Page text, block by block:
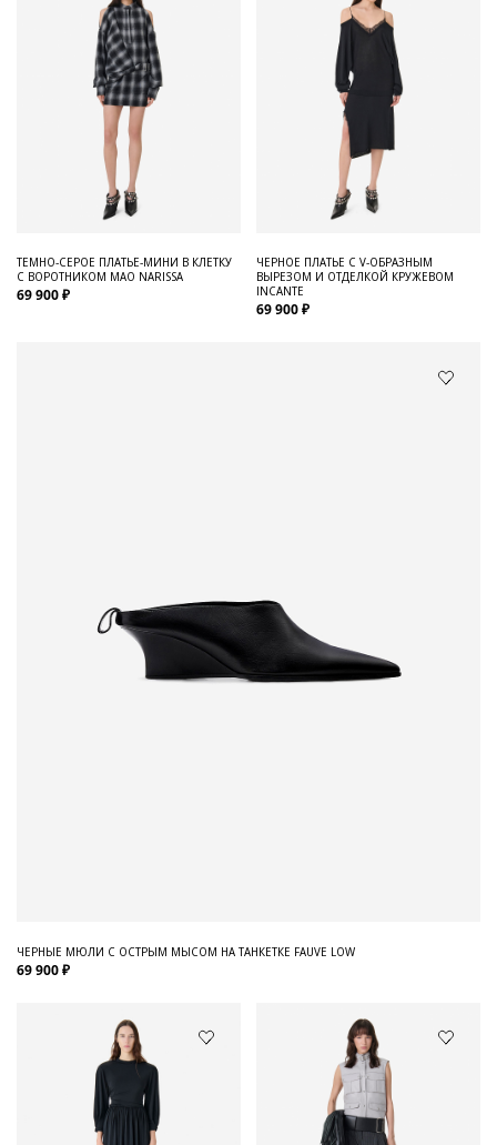
ТЕМНО-СЕРОЕ ПЛАТЬЕ-МИНИ В КЛЕТКУ
С ВОРОТНИКОМ МАО NARISSA
69 900 ₽
ЧЕРНОЕ ПЛАТЬЕ С V-ОБРАЗНЫМ
ВЫРЕЗОМ И ОТДЕЛКОЙ КРУЖЕВОМ
INCANTE
69 900 ₽
ЧЕРНЫЕ МЮЛИ С ОСТРЫМ МЫСОМ НА ТАНКЕТКЕ FAUVE LOW
69 900 ₽